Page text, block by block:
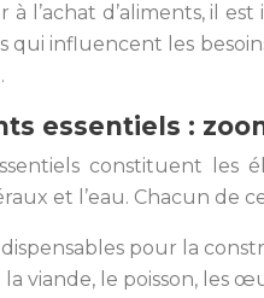
l’achat d’aliments, il
influencent les
essentiels :
constituent les
et l’eau. Chacun
pour la
viande, le poisson, les